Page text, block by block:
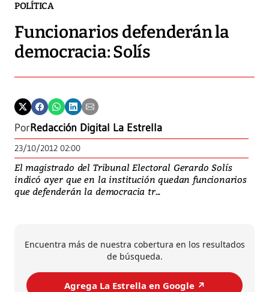
POLÍTICA
Funcionarios defenderán la
democracia: Solís
PorRedacción Digital La Estrella
23/10/2012 02:00
El magistrado del Tribunal Electoral Gerardo Solís
indicó ayer que en la institución quedan funcionarios
que defenderán la democracia tr...
Encuentra más de nuestra cobertura en los resultados
de búsqueda.
Agrega La Estrella en Google ↗️